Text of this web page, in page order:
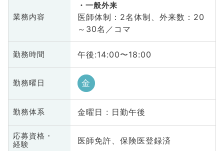
業務内容
一般外来
医師体制：2名体制、外来数：20
～30名／コマ
勤務時間 午後:14:00〜18:00
勤務曜日 金
勤務体系 金曜日 : 日勤午後
応募資格・
経験
医師免許、保険医登録済